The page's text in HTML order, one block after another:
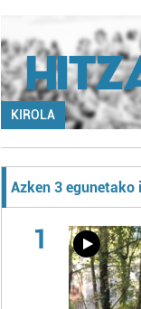
KIROLA
Azken 3
1